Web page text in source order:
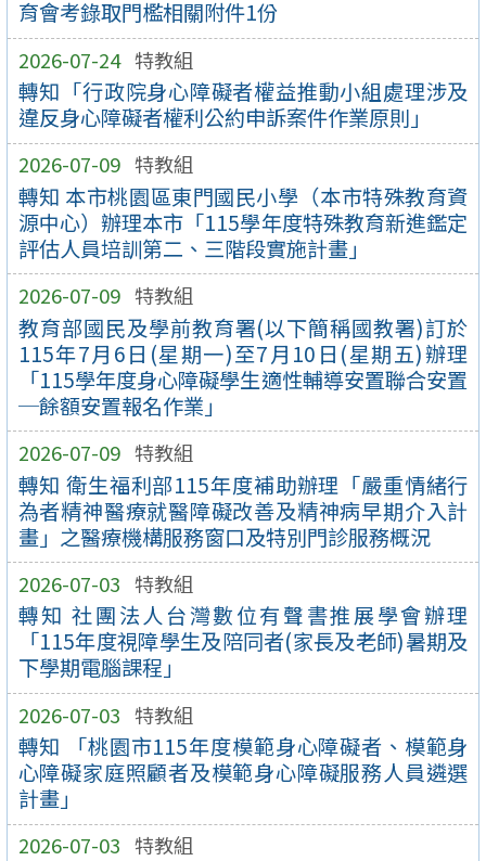
育會考錄取門檻相關附件1份
2026-07-24 特教組
轉知「行政院身心障礙者權益推動小組處理涉及
違反身心障礙者權利公約申訴案件作業原則」
2026-07-09 特教組
轉知 本市桃園區東門國民小學（本市特殊教育資
源中心）辦理本市「115學年度特殊教育新進鑑定
評估人員培訓第二、三階段實施計畫」
2026-07-09 特教組
教育部國民及學前教育署(以下簡稱國教署)訂於
115年7月6日(星期一)至7月10日(星期五)辦理
「115學年度身心障礙學生適性輔導安置聯合安置
─餘額安置報名作業」
2026-07-09 特教組
轉知 衛生福利部115年度補助辦理「嚴重情緒行
為者精神醫療就醫障礙改善及精神病早期介入計
畫」之醫療機構服務窗口及特別門診服務概況
2026-07-03 特教組
轉知 社團法人台灣數位有聲書推展學會辦理
「115年度視障學生及陪同者(家長及老師)暑期及
下學期電腦課程」
2026-07-03 特教組
轉知 「桃園市115年度模範身心障礙者、模範身
心障礙家庭照顧者及模範身心障礙服務人員遴選
計畫」
2026-07-03 特教組